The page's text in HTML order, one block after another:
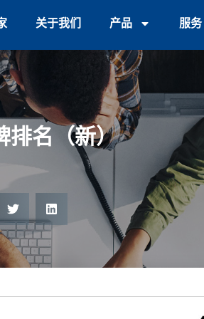
关于我们 产品 服务
排名（新）